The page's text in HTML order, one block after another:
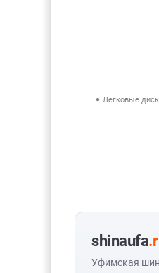
Легковые
shinaufa
Уфимская